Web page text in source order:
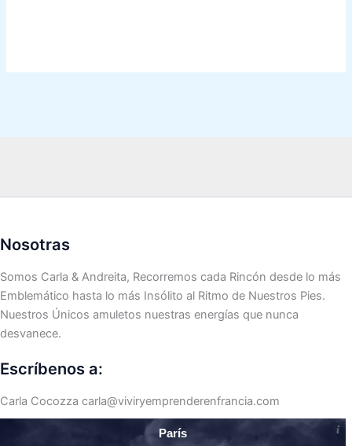
Nosotras
Somos Carla & Andreita, Recorremos cada Rincón desde lo más
Emblemático hasta lo más Insólito al Ritmo de Nuestros Pies.
Nuestros Únicos amuletos nuestras energías que nunca
desvanece.
Escríbenos a:
Carla Cocozza carla@viviryemprenderenfrancia.com
París